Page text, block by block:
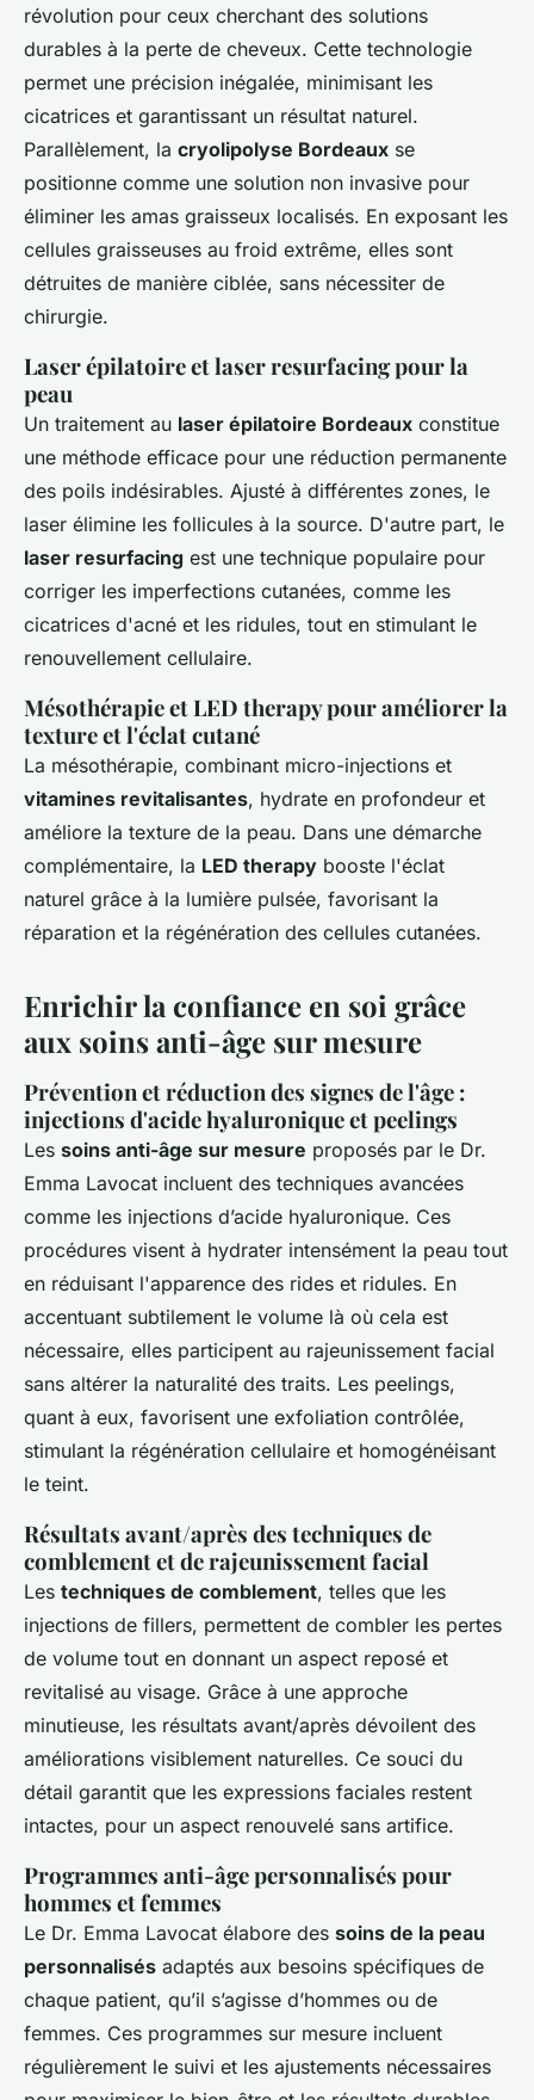
révolution pour ceux cherchant des solutions
durables à la perte de cheveux. Cette technologie
permet une précision inégalée, minimisant les
cicatrices et garantissant un résultat naturel.
Parallèlement, la cryolipolyse Bordeaux se
positionne comme une solution non invasive pour
éliminer les amas graisseux localisés. En exposant les
cellules graisseuses au froid extrême, elles sont
détruites de manière ciblée, sans nécessiter de
chirurgie.
Laser épilatoire et laser resurfacing pour la
peau
Un traitement au laser épilatoire Bordeaux constitue
une méthode efficace pour une réduction permanente
des poils indésirables. Ajusté à différentes zones, le
laser élimine les follicules à la source. D'autre part, le
laser resurfacing est une technique populaire pour
corriger les imperfections cutanées, comme les
cicatrices d'acné et les ridules, tout en stimulant le
renouvellement cellulaire.
Mésothérapie et LED therapy pour améliorer la
texture et l'éclat cutané
La mésothérapie, combinant micro-injections et
vitamines revitalisantes, hydrate en profondeur et
améliore la texture de la peau. Dans une démarche
complémentaire, la LED therapy booste l'éclat
naturel grâce à la lumière pulsée, favorisant la
réparation et la régénération des cellules cutanées.
Enrichir la confiance en soi grâce
aux soins anti-âge sur mesure
Prévention et réduction des signes de l'âge :
injections d'acide hyaluronique et peelings
Les soins anti-âge sur mesure proposés par le Dr.
Emma Lavocat incluent des techniques avancées
comme les injections d’acide hyaluronique. Ces
procédures visent à hydrater intensément la peau tout
en réduisant l'apparence des rides et ridules. En
accentuant subtilement le volume là où cela est
nécessaire, elles participent au rajeunissement facial
sans altérer la naturalité des traits. Les peelings,
quant à eux, favorisent une exfoliation contrôlée,
stimulant la régénération cellulaire et homogénéisant
le teint.
Résultats avant/après des techniques de
comblement et de rajeunissement facial
Les techniques de comblement, telles que les
injections de fillers, permettent de combler les pertes
de volume tout en donnant un aspect reposé et
revitalisé au visage. Grâce à une approche
minutieuse, les résultats avant/après dévoilent des
améliorations visiblement naturelles. Ce souci du
détail garantit que les expressions faciales restent
intactes, pour un aspect renouvelé sans artifice.
Programmes anti-âge personnalisés pour
hommes et femmes
Le Dr. Emma Lavocat élabore des soins de la peau
personnalisés adaptés aux besoins spécifiques de
chaque patient, qu’il s’agisse d’hommes ou de
femmes. Ces programmes sur mesure incluent
régulièrement le suivi et les ajustements nécessaires